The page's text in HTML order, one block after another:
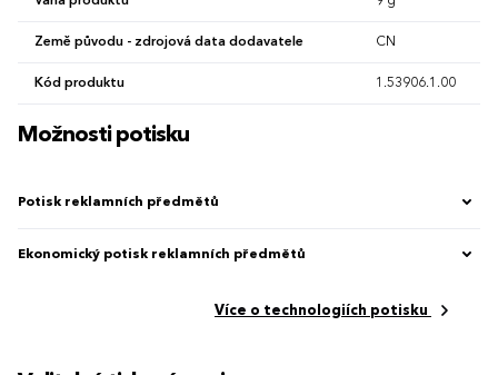
Země původu - zdrojová data dodavatele CN
Kód produktu 1.53906.1.00
Možnosti potisku
Potisk reklamních předmětů
Ekonomický potisk reklamních předmětů
Více o technologiích potisku